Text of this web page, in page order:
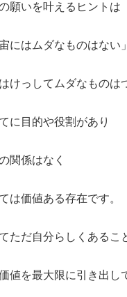
願いを叶えるヒントは
宙にはムダなものはない
けっしてムダなものは
に目的や役割があり
関係はなく
は価値ある存在です。
ただ自分らしくあるこ
値を最大限に引き出し